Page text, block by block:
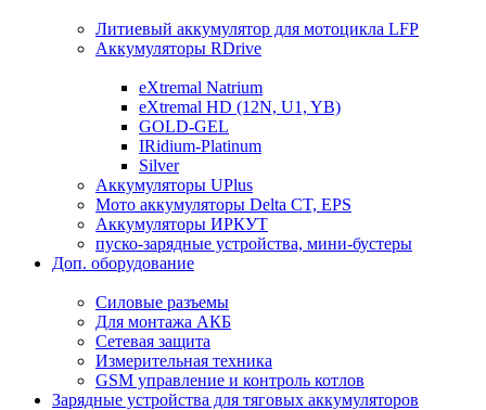
Литиевый аккумулятор для мотоцикла LFP
Аккумуляторы RDrive
eXtremal Natrium
eXtremal HD (12N, U1, YB)
GOLD-GEL
IRidium-Platinum
Silver
Аккумуляторы UPlus
Мото аккумуляторы Delta CT, EPS
Аккумуляторы ИРКУТ
пуско-зарядные устройства, мини-бустеры
Доп. оборудование
Силовые разъемы
Для монтажа АКБ
Сетевая защита
Измерительная техника
GSM управление и контроль котлов
Зарядные устройства для тяговых аккумуляторов